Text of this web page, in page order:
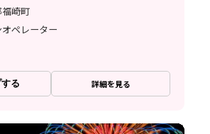
崎町
ペレーター
る 詳細を見る